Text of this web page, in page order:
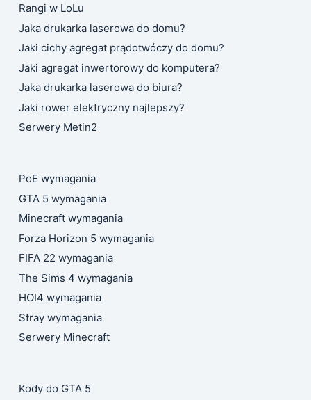
Rangi w LoLu
Jaka drukarka laserowa do domu?
Jaki cichy agregat prądotwóczy do domu?
Jaki agregat inwertorowy do komputera?
Jaka drukarka laserowa do biura?
Jaki rower elektryczny najlepszy?
Serwery Metin2
PoE wymagania
GTA 5 wymagania
Minecraft wymagania
Forza Horizon 5 wymagania
FIFA 22 wymagania
The Sims 4 wymagania
HOI4 wymagania
Stray wymagania
Serwery Minecraft
Kody do GTA 5